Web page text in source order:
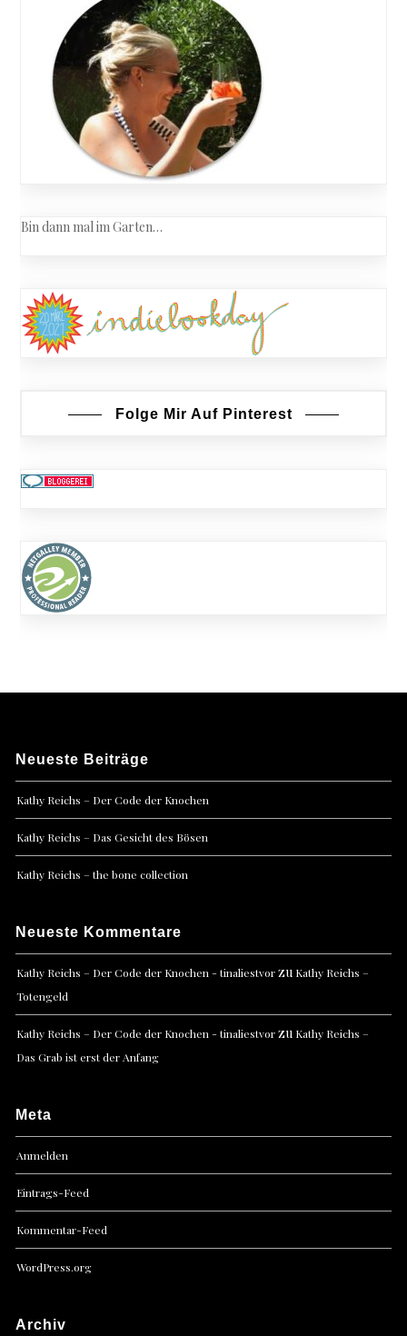
Bin dann mal im Garten…
Folge Mir Auf Pinterest
Neueste Beiträge
Kathy Reichs – Der Code der Knochen
Kathy Reichs – Das Gesicht des Bösen
Kathy Reichs – the bone collection
Neueste Kommentare
Kathy Reichs – Der Code der Knochen - tinaliestvorzu Kathy Reichs –
Totengeld
Kathy Reichs – Der Code der Knochen - tinaliestvorzu Kathy Reichs –
Das Grab ist erst der Anfang
Meta
Anmelden
Eintrags-Feed
Kommentar-Feed
WordPress.org
Archiv